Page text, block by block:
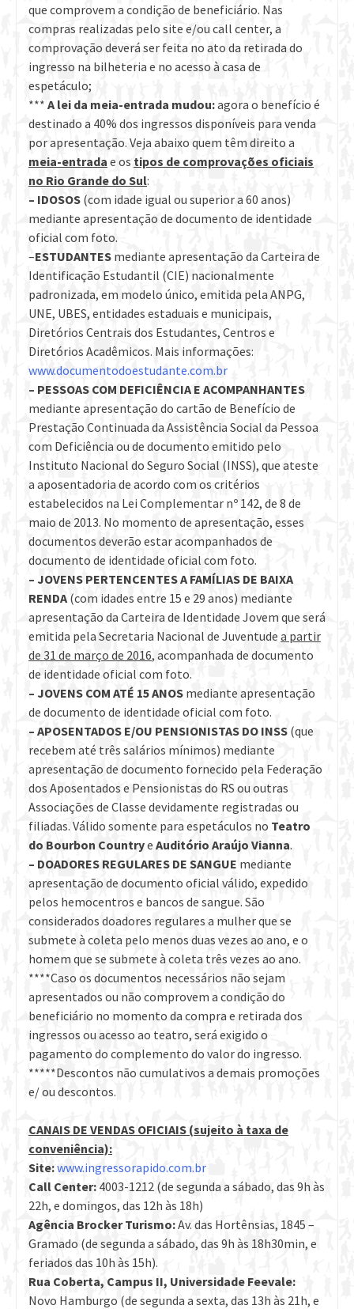
que comprovem a condição de beneficiário. Nas
compras realizadas pelo site e/ou call center, a
comprovação deverá ser feita no ato da retirada do
ingresso na bilheteria e no acesso à casa de
espetáculo;
*** A lei da meia-entrada mudou:agora o benefício é
destinado a 40% dos ingressos disponíveis para venda
por apresentação. Veja abaixo quem têm direito a
meia-entrada e os tipos de comprovações oficiais
no Rio Grande do Sul:
– IDOSOS (com idade igual ou superior a 60 anos)
mediante apresentação de documento de identidade
oficial com foto.
–ESTUDANTES mediante apresentação da Carteira de
Identificação Estudantil (CIE) nacionalmente
padronizada, em modelo único, emitida pela ANPG,
UNE, UBES, entidades estaduais e municipais,
Diretórios Centrais dos Estudantes, Centros e
Diretórios Acadêmicos. Mais informações:
www.documentodoestudante.com.br
– PESSOAS COM DEFICIÊNCIA E ACOMPANHANTES
mediante apresentação do cartão de Benefício de
Prestação Continuada da Assistência Social da Pessoa
com Deficiência ou de documento emitido pelo
Instituto Nacional do Seguro Social (INSS), que ateste
a aposentadoria de acordo com os critérios
estabelecidos na Lei Complementar nº 142, de 8 de
maio de 2013. No momento de apresentação, esses
documentos deverão estar acompanhados de
documento de identidade oficial com foto.
– JOVENS PERTENCENTES A FAMÍLIAS DE BAIXA
RENDA (com idades entre 15 e 29 anos) mediante
apresentação da Carteira de Identidade Jovem que será
emitida pela Secretaria Nacional de Juventude a partir
de 31 de março de 2016, acompanhada de documento
de identidade oficial com foto.
– JOVENS COM ATÉ 15 ANOS mediante apresentação
de documento de identidade oficial com foto.
– APOSENTADOS E/OU PENSIONISTAS DO INSS (que
recebem até três salários mínimos) mediante
apresentação de documento fornecido pela Federação
dos Aposentados e Pensionistas do RS ou outras
Associações de Classe devidamente registradas ou
filiadas. Válido somente para espetáculos no Teatro
do Bourbon Countrye Auditório Araújo Vianna.
– DOADORES REGULARES DE SANGUE mediante
apresentação de documento oficial válido, expedido
pelos hemocentros e bancos de sangue. São
considerados doadores regulares a mulher que se
submete à coleta pelo menos duas vezes ao ano, e o
homem que se submete à coleta três vezes ao ano.
****Caso os documentos necessários não sejam
apresentados ou não comprovem a condição do
beneficiário no momento da compra e retirada dos
ingressos ou acesso ao teatro, será exigido o
pagamento do complemento do valor do ingresso.
*****Descontos não cumulativos a demais promoções
e/ ou descontos.
CANAIS DE VENDAS OFICIAIS (sujeito à taxa de
conveniência):
Site:www.ingressorapido.com.br
Call Center: 4003-1212 (de segunda a sábado, das 9h às
22h, e domingos, das 12h às 18h)
Agência Brocker Turismo:Av. das Hortênsias, 1845 –
Gramado (de segunda a sábado, das 9h às 18h30min, e
feriados das 10h às 15h).
Rua Coberta, Campus II, Universidade Feevale:
Novo Hamburgo (de segunda a sexta, das 13h às 21h, e